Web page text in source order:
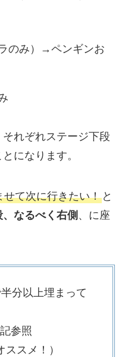
のみ）→ペンギンお
れぞれステージ下段
になります。
せて次に行きたい！ と
なるべく右側 、に座
分以上埋まって
参照
スメ！）